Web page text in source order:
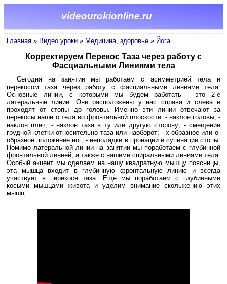
videourokionline.ru
Главная » Видео уроки » Медицина, здоровье » Йога
Корректируем Перекос Таза через работу с
Фасциальными Линиями тела
Сегодня на занятии мы работаем с асимметрией тела и
перекосом таза через работу с фасциальными линиями тела.
Основные линии, с которыми мы будем работать - это 2-е
латеральные линии. Они расположены у нас справа и слева и
проходят от стопы до головы. Именно эти линии отвечают за
перекосы нашего тела во фронтальной плоскости: - наклон головы; -
наклон плеч; - наклон таза в ту или другую сторону; - смещение
грудной клетки относительно таза или наоборот; - х-образное или о-
образное положение ног; - неполадки в пронации и супинации стопы.
Помимо латеральной линии на занятии мы поработаем с глубинной
фронтальной линией, а также с нашими спиральными линиями тела.
Особый акцент мы сделаем на нашу квадратную мышцу поясницы,
эта мышца входит в глубинную фронтальную линию и всегда
участвует в перекосе таза. Ещё мы поработаем с глубинными
косыми мышцами живота и уделим внимание скольжению этих
мышц.